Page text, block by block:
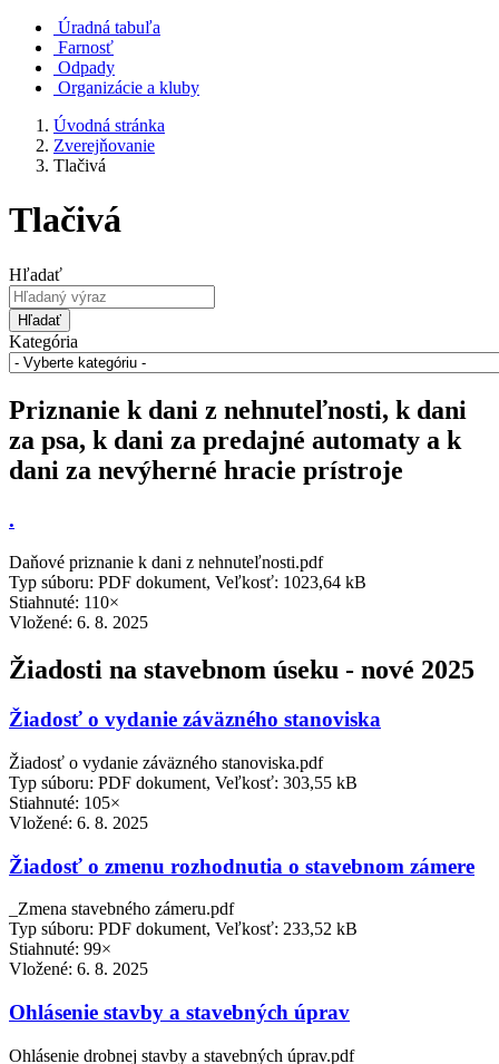
Úradná tabuľa
Farnosť
Odpady
Organizácie a kluby
Úvodná stránka
Zverejňovanie
Tlačivá
Tlačivá
Hľadať
Hľadať
Kategória
Priznanie k dani z nehnuteľnosti, k dani
za psa, k dani za predajné automaty a k
dani za nevýherné hracie prístroje
.
Daňové priznanie k dani z nehnuteľnosti.pdf
Typ súboru: PDF dokument, Veľkosť: 1023,64 kB
Stiahnuté: 110×
Vložené: 6. 8. 2025
Žiadosti na stavebnom úseku - nové 2025
Žiadosť o vydanie záväzného stanoviska
Žiadosť o vydanie záväzného stanoviska.pdf
Typ súboru: PDF dokument, Veľkosť: 303,55 kB
Stiahnuté: 105×
Vložené: 6. 8. 2025
Žiadosť o zmenu rozhodnutia o stavebnom zámere
_Zmena stavebného zámeru.pdf
Typ súboru: PDF dokument, Veľkosť: 233,52 kB
Stiahnuté: 99×
Vložené: 6. 8. 2025
Ohlásenie stavby a stavebných úprav
Ohlásenie drobnej stavby a stavebných úprav.pdf